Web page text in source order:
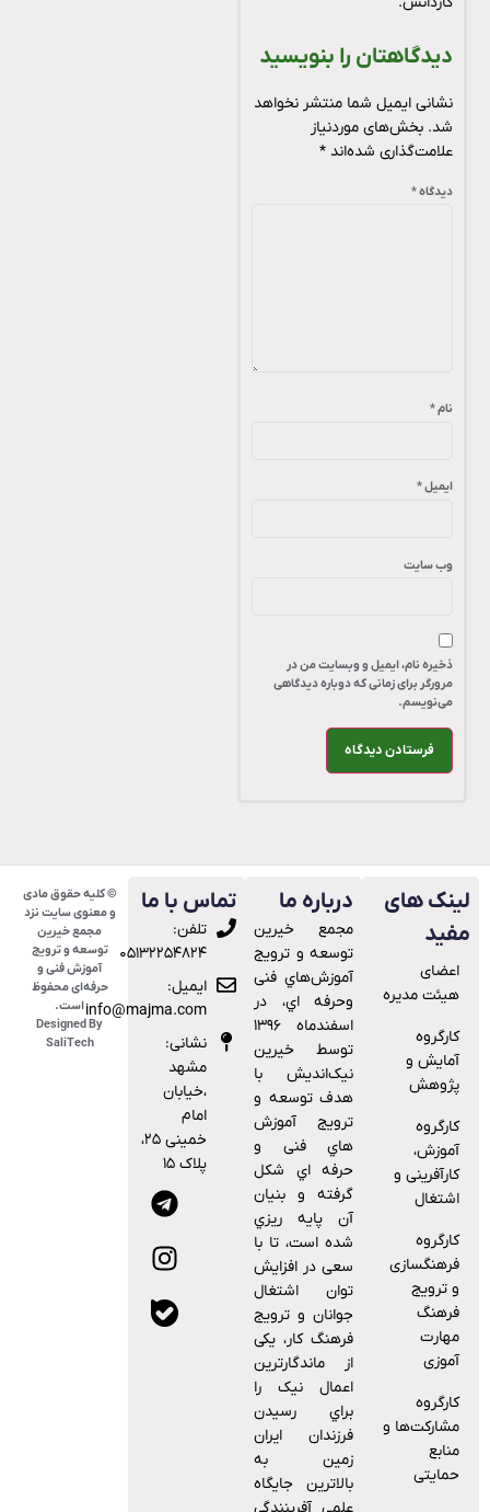
دیدگاهتان را بنویسید
نشانی ایمیل شما منتشر نخواهد
بخش‌های موردنیاز
علامت‌گذاری شده‌اند*
دیدگاه*
ایمیل*
وب‌ سایت
ذخیره نام، ایمیل و وبسایت من در
مرورگر برای زمانی که دوباره دیدگاهی
می‌نویسم.
های
اعضای
هیئت مدیره
کارگروه
آمایش و
پژوهش
کارگروه
آموزش،
کارآفرینی و
اشتغال
کارگروه
فرهنگسازی
و ترویج
فرهنگ
مهارت
آموزی
کارگروه
مشارکت‌ها و
منابع
حمایتی
درباره ما
ﻣﺠﻤﻊ ﺧﯿﺮﯾﻦ
ﺗﻮﺳﻌﻪ و ﺗﺮوﯾﺞ
آﻣﻮزش‌ﻫﺎي ﻓﻨﯽ
وﺣﺮﻓﻪ اي، در
اﺳﻔﻨﺪﻣﺎه ۱۳۹۶
توسط خیرین
نیک‌اندیش با
هدف ﺗﻮﺳﻌﻪ و
ﺗﺮوﯾﺞ آﻣﻮزش
ﻫﺎي ﻓﻨﯽ و
ﺣﺮﻓﻪ اي ﺷﮑﻞ
ﮔﺮﻓﺘﻪ و ﺑﻨﯿﺎن
آن ﭘﺎﯾﻪ رﯾﺰي
ﺷﺪه اﺳﺖ، ﺗﺎ ﺑﺎ
ﺳﻌﯽ در اﻓﺰاﯾﺶ
ﺗﻮان اﺷﺘﻐﺎل
ﺟﻮاﻧﺎن و ﺗﺮوﯾﺞ
ﻓﺮﻫﻨﮓ ﮐﺎر، ﯾﮑﯽ
از ﻣﺎﻧﺪﮔﺎرﺗﺮﯾﻦ
اﻋﻤﺎل ﻧﯿﮏ را
ﺑﺮاي رﺳﯿﺪن
ﻓﺮزﻧﺪان اﯾﺮان
زﻣﯿﻦ ﺑﻪ
ﺑﺎﻻﺗﺮﯾﻦ ﺟﺎﯾﮕﺎه
ﻋﻠﻤﯽ آﻓﺮﯾﻨﻨﺪﮔﯽ
تماس با ما
تلفن:
۰۵۱۳۲۲۵۴۸۲۴
ایمیل:
info@majma.com
نشانی:
مشهد
،خیابان
خمینی ۲۵،
پلاک ۱۵
© کلیه حقوق مادی
و معنوی سایت نزد
مجمع خیرین
توسعه و ترویج
آموزش فنی و
حرفه‌ای محفوظ
است.
Designed By
SaliTech